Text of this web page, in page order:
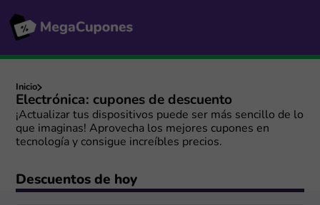
Inicio
Electrónica: cupones de descuento
¡Actualizar tus dispositivos puede ser más sencillo de lo
que imaginas! Aprovecha los mejores cupones en
tecnología y consigue increíbles precios.
Descuentos de hoy